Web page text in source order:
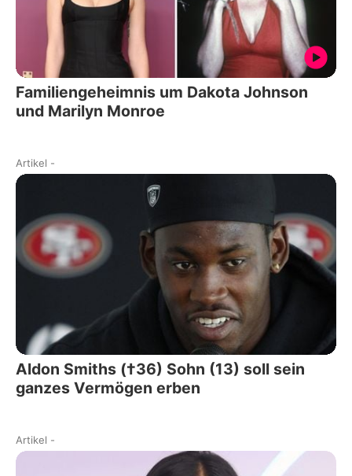
Familiengeheimnis um Dakota Johnson
und Marilyn Monroe
Artikel -
Aldon Smiths (†36) Sohn (13) soll sein
ganzes Vermögen erben
Artikel -